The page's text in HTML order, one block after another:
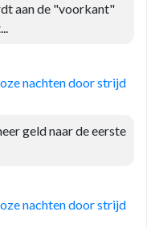
aan de "voorkant"
nachten door strijd
geld naar de eerste
nachten door strijd